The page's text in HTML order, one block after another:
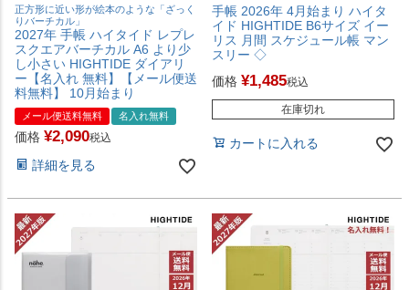
正方形に近い形が絵本のような「ざっく
りバーチカル」
2027年 手帳 ハイタイド レプレ
スクエアバーチカル A6 より少
し小さい HIGHTIDE ダイアリ
ー【名入れ 無料】【メール便送
料無料】 10月始まり
メール便送料無料 名入れ無料
価格 ¥2,090税込
詳細を見る
手帳 2026年 4月始まり ハイタ
イド HIGHTIDE B6サイズ イー
リス 月間 スケジュール帳 マン
スリー ◇
価格 ¥1,485税込
在庫切れ
カートに入れる